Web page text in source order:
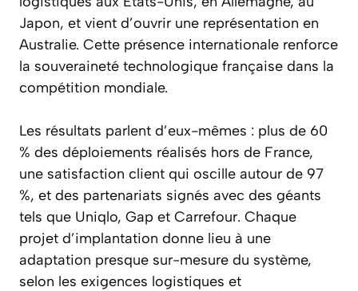
Japon, et vient d’ouvrir une représentation en
Australie. Cette présence internationale renforce
la souveraineté technologique française dans la
compétition mondiale.
Les résultats parlent d’eux-mêmes : plus de 60
% des déploiements réalisés hors de France,
une satisfaction client qui oscille autour de 97
%, et des partenariats signés avec des géants
tels que Uniqlo, Gap et Carrefour. Chaque
projet d’implantation donne lieu à une
adaptation presque sur-mesure du système,
selon les exigences logistiques et